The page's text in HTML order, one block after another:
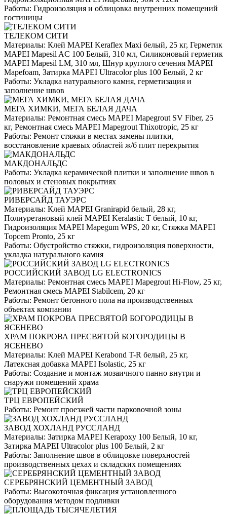
Работы: Гидроизоляция и облицовка внутренних помещений
гостиницы
ТЕЛЕКОМ СИТИ
Материалы: Клей MAPEI Keraflex Maxi белый, 25 кг, Герметик
MAPEI Mapesil AC 100 Белый, 310 мл, Силиконовый герметик
MAPEI Mapesil LM, 310 мл, Шнур круглого сечения MAPEI
Mapefoam, Затирка MAPEI Ultracolor plus 100 Белый, 2 кг
Работы: Укладка натурального камня, герметизация и
заполнение швов
МЕГА ХИМКИ, МЕГА БЕЛАЯ ДАЧА
Материалы: Ремонтная смесь MAPEI Mapegrout SV Fiber, 25
кг, Ремонтная смесь MAPEI Mapegrout Thixotropic, 25 кг
Работы: Ремонт стяжки в местах замены плитки,
восстановление краевых областей ж/б плит перекрытия
МАКДОНАЛЬДС
Работы: Укладка керамической плитки и заполнение швов в
половых и стеновых покрытиях
РИВЕРСАЙД ТАУЭРС
Материалы: Клей MAPEI Granirapid белый, 28 кг,
Полиуретановый клей MAPEI Keralastic T белый, 10 кг,
Гидроизоляция MAPEI Mapegum WPS, 20 кг, Стяжка MAPEI
Topcem Pronto, 25 кг
Работы: Обустройство стяжки, гидроизоляция поверхности,
укладка натурального камня
РОССИЙСКИЙ ЗАВОД LG ELECTRONICS
Материалы: Ремонтная смесь MAPEI Mapegrout Hi-Flow, 25 кг,
Ремонтная смесь MAPEI Stabilcem, 20 кг
Работы: Ремонт бетонного пола на производственных
объектах компании
ХРАМ ПОКРОВА ПРЕСВЯТОЙ БОГОРОДИЦЫ В
ЯСЕНЕВО
Материалы: Клей MAPEI Kerabond T-R белый, 25 кг,
Латексная добавка MAPEI Isolastic, 25 кг
Работы: Создание и монтаж мозаичного панно внутри и
снаружи помещений храма
ТРЦ ЕВРОПЕЙСКИЙ
Работы: Ремонт проезжей части парковочной зоны
ЗАВОД ХОХЛАНД РУССЛАНД
Материалы: Затирка MAPEI Kerapoxy 100 Белый, 10 кг,
Затирка MAPEI Ultracolor plus 100 Белый, 2 кг
Работы: Заполнение швов в облицовке поверхностей
производственных цехах и складских помещениях
СЕРЕБРЯНСКИЙ ЦЕМЕНТНЫЙ ЗАВОД
Работы: Высокоточная фиксация установленного
оборудования методом подливки